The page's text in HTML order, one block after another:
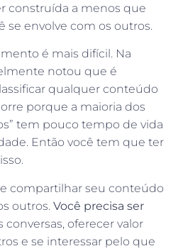
construída a menos que
se envolve com os outros.
é mais difícil. Na
notou que é
qualquer conteúdo
porque a maioria dos
tem pouco tempo de vida
Então você tem que ter
compartilhar seu conteúdo
outros. Você precisa ser
conversas, oferecer valor
e se interessar pelo que